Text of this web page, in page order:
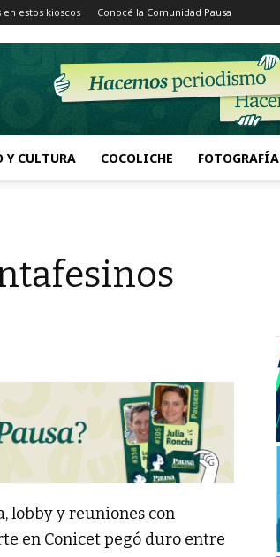
en estos kioscos Conocé la Comunidad Pausa
Y CULTURA COCOLICHE FOTOGRAFÍA
lobby y reuniones con
en Conicet pegó duro entre